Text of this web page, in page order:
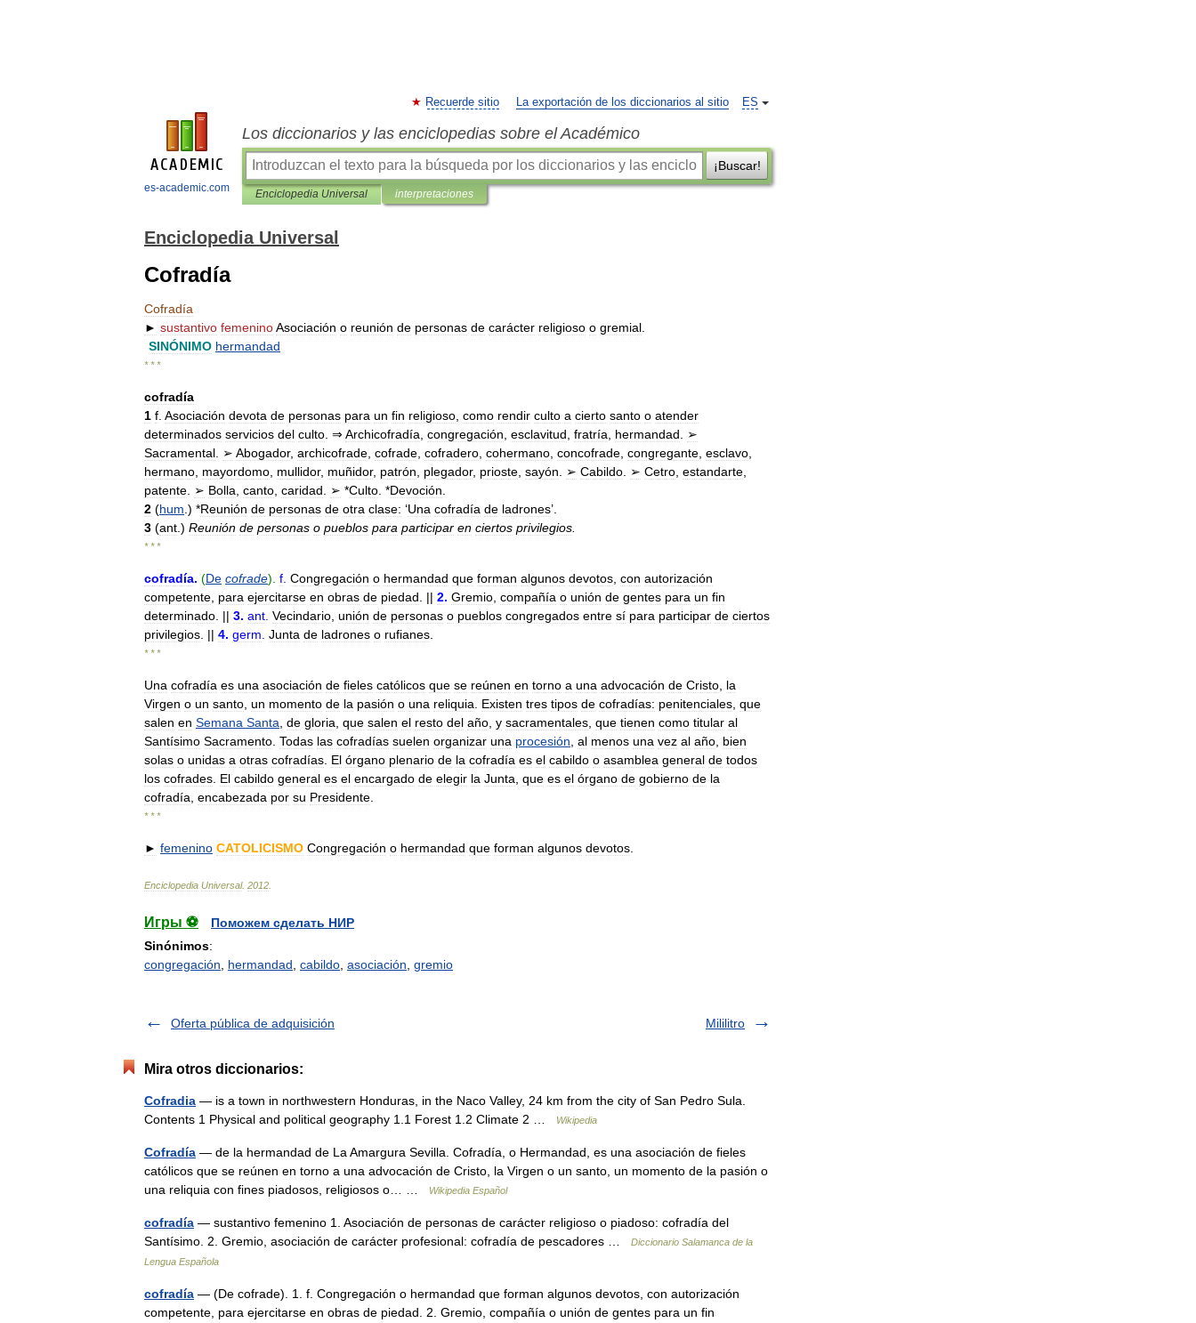
es-academic.com
ES
Recuerde sitio La exportación de los diccionarios al sitio
Los diccionarios y las enciclopedias sobre el Académico
¡Buscar!
Enciclopedia Universal interpretaciones
Enciclopedia Universal
Cofradía
Cofradía
► sustantivo femeninoAsociación o reunión de personas de carácter religioso o gremial
SINÓNIMO hermandad
* * *
cofradía
1 f Asociación devota de personas para un fin religioso como rendir culto a cierto santo o atender
determinados servicios del culto . ⇒ Archicofradía congregación esclavitud fratría hermandad
➢
Sacramental
➢ Abogador, archicofrade cofrade cofradero cohermano concofrade congregante esclavo
hermano mayordomo mullidor, muñidor, patrón plegador, prioste sayón ➢ Cabildo ➢ Cetro estandarte
patente
➢ Bolla canto caridad ➢ *Culto . *Devoción
2 (hum .) *Reunión de personas de otra clase: ‘Una cofradía de ladrones’.
3 (ant .) Reunión de personas o pueblos para participar en ciertos privilegios
* * *
cofradía. (De cofrade). f Congregación o hermandad que forman algunos devotos con autorización
competente para ejercitarse en obras de piedad . || 2. Gremio compañía o unión de gentes para un fin
determinado . || 3. ant Vecindario unión de personas o pueblos congregados entre sí para participar de ciertos
privilegios . || 4. germ Junta de ladrones o rufianes
* * *
Una cofradía es una asociación de fieles católicos que se reúnen en torno a una advocación de Cristo la
Virgen o un santo un momento de la pasión o una reliquia Existen tres tipos de cofradías: penitenciales que
salen en Semana Santa de gloria que salen el resto del año y sacramentales que tienen como titular al
Santísimo Sacramento Todas las cofradías suelen organizar una procesión al menos una vez al año bien
solas o unidas a otras cofradías El órgano plenario de la cofradía es el cabildo o asamblea general de todos
los cofrades El cabildo general es el encargado de elegir la Junta que es el órgano de gobierno de la
cofradía encabezada por su Presidente
* * *
► femenino CATOLICISMO Congregación o hermandad que forman algunos devotos
Enciclopedia Universal. 2012
Игры ⚽
Поможем сделать НИР
Sinónimos:
congregación
hermandad cabildo asociación gremio
Oferta pública de adquisición Mililitro
Mira otros diccionarios:
Cofradia — is a town in northwestern Honduras, in the Naco Valley, 24 km from the city of San Pedro Sula.
Contents 1 Physical and political geography 1.1 Forest 1.2 Climate 2 …
Wikipedia
Cofradía — de la hermandad de La Amargura Sevilla. Cofradía, o Hermandad, es una asociación de fieles
católicos que se reúnen en torno a una advocación de Cristo, la Virgen o un santo, un momento de la pasión o
una reliquia con fines piadosos, religiosos o… …
Wikipedia Español
cofradía — sustantivo femenino 1. Asociación de personas de carácter religioso o piadoso: cofradía del
Santísimo. 2. Gremio, asociación de carácter profesional: cofradía de pescadores …
Diccionario Salamanca de la
Lengua Española
cofradía — (De cofrade). 1. f. Congregación o hermandad que forman algunos devotos, con autorización
competente, para ejercitarse en obras de piedad. 2. Gremio, compañía o unión de gentes para un fin